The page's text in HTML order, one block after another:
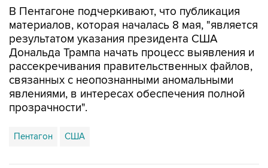
В Пентагоне подчеркивают, что публикация
материалов, которая началась 8 мая, "является
результатом указания президента США
Дональда Трампа начать процесс выявления и
рассекречивания правительственных файлов,
связанных с неопознанными аномальными
явлениями, в интересах обеспечения полной
прозрачности".
Пентагон США